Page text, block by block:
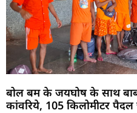
बोल बम के जयघोष के साथ
कांवरिये, 105 किलोमीटर